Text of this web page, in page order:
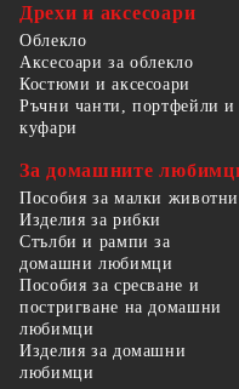
Дрехи и аксесоари
Облекло
Аксесоари за облекло
Костюми и аксесоари
Ръчни чанти, портфейли и
куфари
За домашните
Пособия за малки животни
Изделия за рибки
Стълби и рампи за
домашни любимци
Пособия за сресване и
постригване на домашни
любимци
Изделия за домашни
любимци